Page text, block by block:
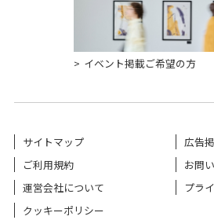
イベント掲載ご希望の方
サイトマップ
広告
ご利用規約
お問
運営会社について
プラ
クッキーポリシー